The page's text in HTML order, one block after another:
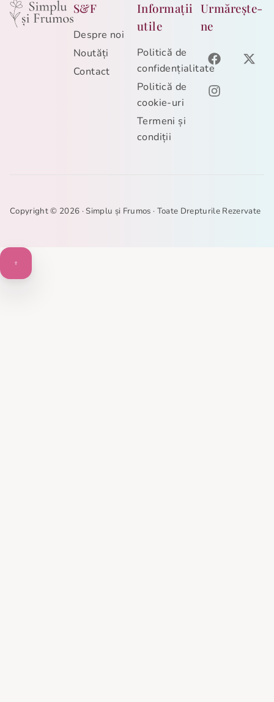
S&F
Despre noi
Noutăți
Contact
Informații
utile
Politică de
confidențialitate
Politică de
cookie-uri
Termeni și
condiții
Urmărește-
ne
Copyright © 2026 ·Simplu și Frumos · Toate Drepturile Rezervate